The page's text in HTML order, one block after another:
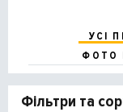
УСІ
ФОТО
Фільтри та